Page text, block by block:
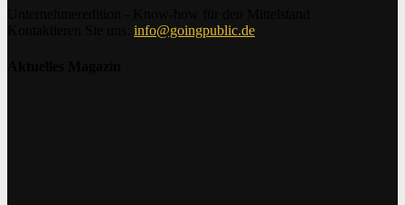
info@goingpublic.de